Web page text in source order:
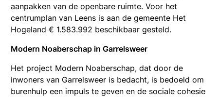
aanpakken van de openbare ruimte. Voor het
centrumplan van Leens is aan de gemeente Het
Hogeland € 1.583.992 beschikbaar gesteld.
Modern Noaberschap in Garrelsweer
Het project Modern Noaberschap, dat door de
inwoners van Garrelsweer is bedacht, is bedoeld om
burenhulp een impuls te geven en de sociale cohesie